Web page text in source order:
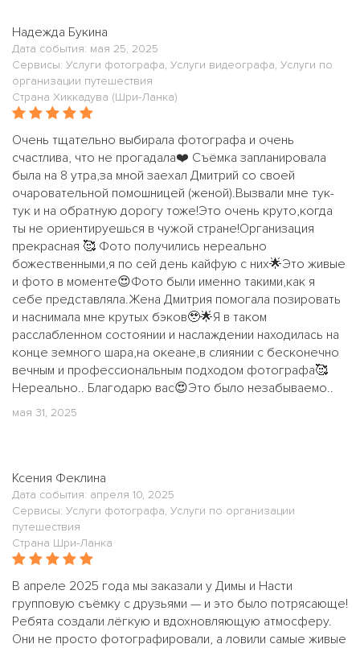
Надежда Букина
Дата события: мая 25, 2025
Сервисы: Услуги фотографа, Услуги видеографа, Услуги по
организации путешествия
Страна Хиккадува (Шри-Ланка)
Очень тщательно выбирала фотографа и очень
счастлива, что не прогадала❤️ Съёмка запланировала
была на 8 утра,за мной заехал Дмитрий со своей
очаровательной помошницей (женой).Вызвали мне тук-
тук и на обратную дорогу тоже!Это очень круто,когда
ты не ориентируешься в чужой стране!Организация
прекрасная 🥰 Фото получились нереально
божественными,я по сей день кайфую с них🌟Это живые
и фото в моменте😍Фото были именно такими,как я
себе представляла.Жена Дмитрия помогала позировать
и наснимала мне крутых бэков🥹🌟Я в таком
расслабленном состоянии и наслаждении находилась на
конце земного шара,на океане,в слиянии с бесконечно
вечным и профессиональным подходом фотографа🥰
Нереально.. Благодарю вас😍Это было незабываемо..
мая 31, 2025
Ксения Феклина
Дата события: апреля 10, 2025
Сервисы: Услуги фотографа, Услуги по организации
путешествия
Страна Шри-Ланка
В апреле 2025 года мы заказали у Димы и Насти
групповую съёмку с друзьями — и это было потрясающе!
Ребята создали лёгкую и вдохновляющую атмосферу.
Они не просто фотографировали, а ловили самые живые